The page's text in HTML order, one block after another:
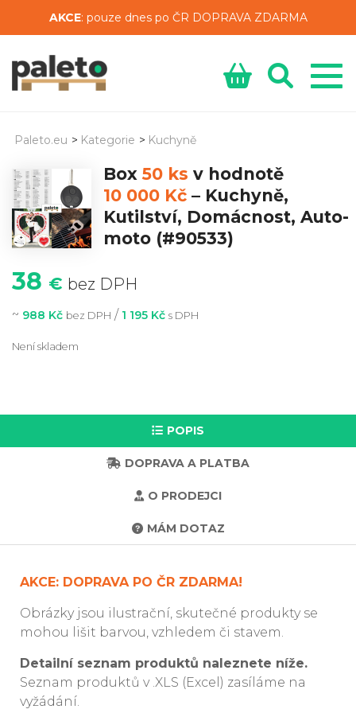
AKCE: pouze dnes po ČR DOPRAVA ZDARMA
Paleto.eu > Kategorie > Kuchyně
Box 50 ks v hodnotě
10 000 Kč – Kuchyně,
Kutilství, Domácnost, Auto-
moto (#90533)
38 € bez DPH
~ 988 Kč bez DPH / 1 195 Kč s DPH
Není skladem
POPIS
DOPRAVA A PLATBA
O PRODEJCI
MÁM DOTAZ
AKCE: DOPRAVA PO ČR ZDARMA!
Obrázky jsou ilustrační, skutečné produkty se
mohou lišit barvou, vzhledem či stavem.
Detailní seznam produktů naleznete níže.
Seznam produktů v .XLS (Excel) zasíláme na
vyžádání.